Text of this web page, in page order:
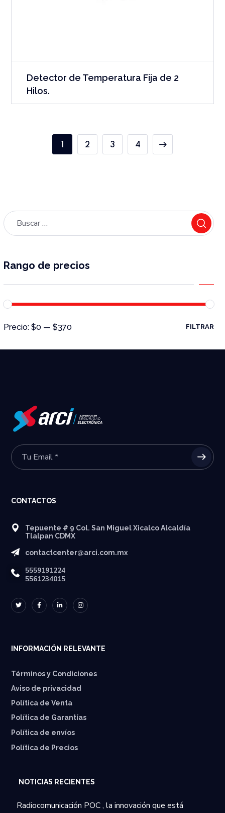
Detector de Temperatura Fija de 2
Hilos.
1 2 3 4
Rango de precios
FILTRAR
Precio:$0 —$370
CONTACTOS
Tepuente # 9 Col. San Miguel Xicalco Alcaldía
Tlalpan CDMX
contactcenter@arci.com.mx
5559191224
5561234015
INFORMACIÓN RELEVANTE
Términos y Condiciones
Aviso de privacidad
Política de Venta
Política de Garantías
⁠Política de envíos
Política de Precios
NOTICIAS RECIENTES
Radiocomunicación POC , la innovación que está